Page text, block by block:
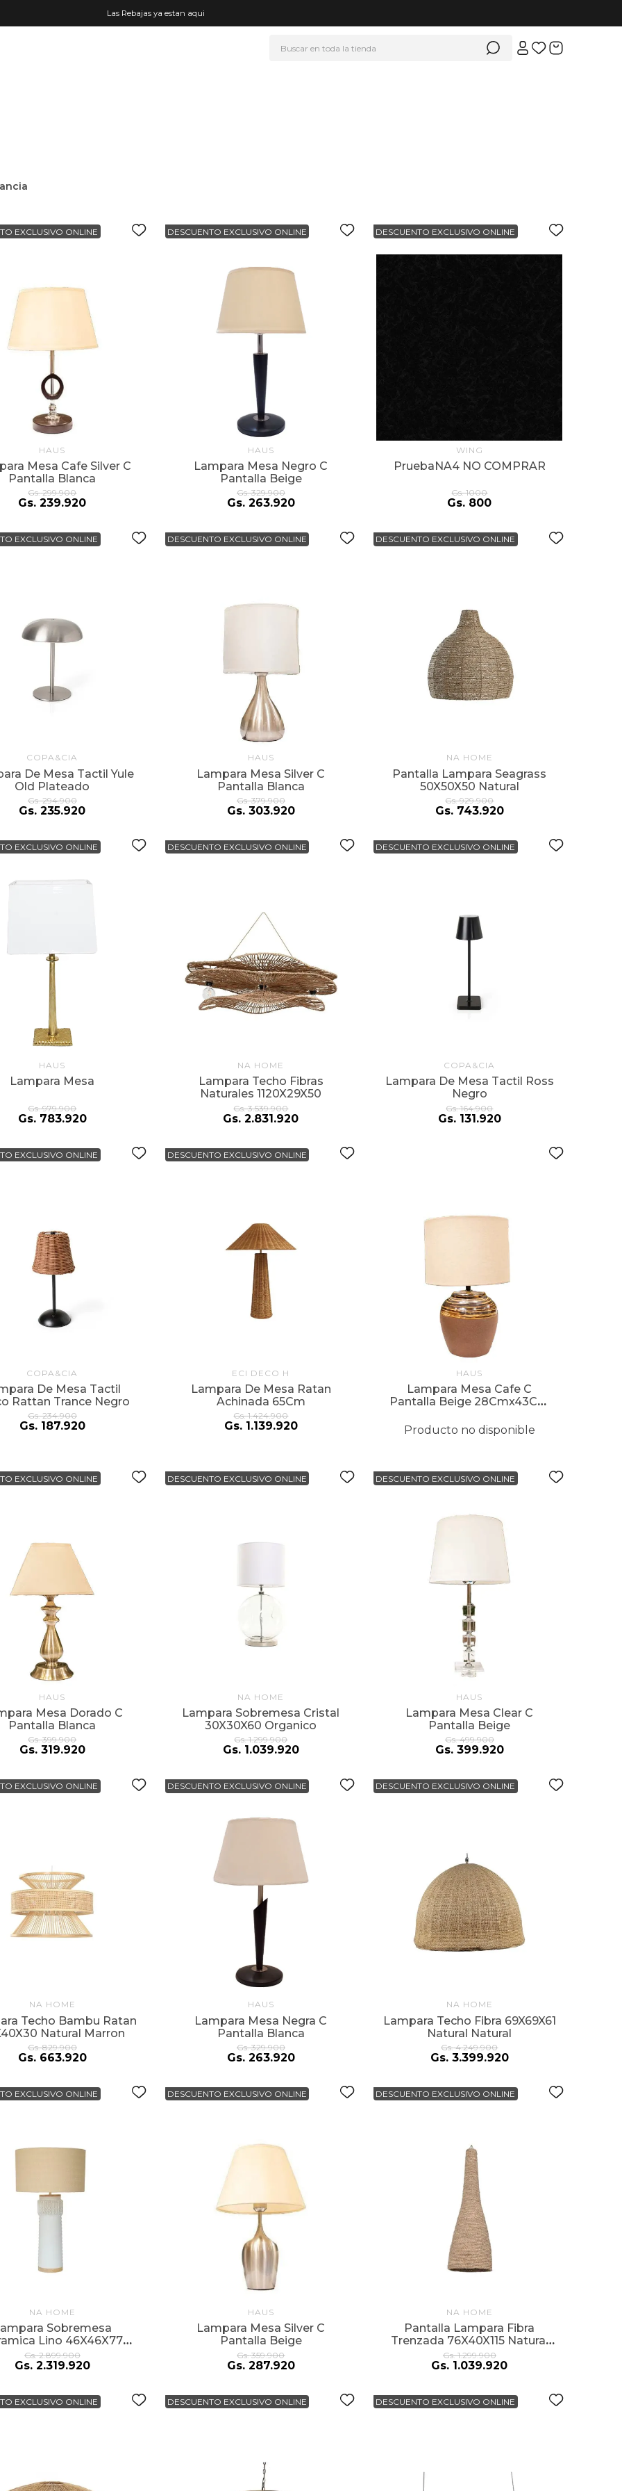
Las Rebajas ya estan aqui
EXCLUSIVO ONLINE
HAUS
Mesa Cafe Silver C
Pantalla Blanca
Gs. 299.900
Gs. 239.920
DESCUENTO EXCLUSIVO ONLINE
HAUS
Lampara Mesa Negro C
Pantalla Beige
Gs. 329.900
Gs. 263.920
DESCUENTO EXCLUSIVO ONLINE
WING
PruebaNA4 NO COMPRAR
Gs. 1000
Gs. 800
EXCLUSIVO ONLINE
COPA&CIA
De Mesa Tactil Yule
Old Plateado
Gs. 294.900
Gs. 235.920
DESCUENTO EXCLUSIVO ONLINE
HAUS
Lampara Mesa Silver C
Pantalla Blanca
Gs. 379.900
Gs. 303.920
DESCUENTO EXCLUSIVO ONLINE
NA HOME
Pantalla Lampara Seagrass
50X50X50 Natural
Gs. 929.900
Gs. 743.920
EXCLUSIVO ONLINE
HAUS
Lampara Mesa
Gs. 979.900
Gs. 783.920
DESCUENTO EXCLUSIVO ONLINE
NA HOME
Lampara Techo Fibras
Naturales 1120X29X50
Gs. 3.539.900
Gs. 2.831.920
DESCUENTO EXCLUSIVO ONLINE
COPA&CIA
Lampara De Mesa Tactil Ross
Negro
Gs. 164.900
Gs. 131.920
EXCLUSIVO ONLINE
COPA&CIA
De Mesa Tactil
Rattan Trance Negro
Gs. 234.900
Gs. 187.920
DESCUENTO EXCLUSIVO ONLINE
ECI DECO H
Lampara De Mesa Ratan
Achinada 65Cm
Gs. 1.424.900
Gs. 1 .139.920
HAUS
Lampara Mesa Cafe C
Pantalla Beige 28Cmx43Cm
Producto no disponible
EXCLUSIVO ONLINE
HAUS
Mesa Dorado C
Pantalla Blanca
Gs. 399.900
Gs. 319.920
DESCUENTO EXCLUSIVO ONLINE
NA HOME
Lampara Sobremesa Cristal
30X30X60 Organico
Gs. 1.299.900
Gs. 1.039.920
DESCUENTO EXCLUSIVO ONLINE
HAUS
Lampara Mesa Clear C
Pantalla Beige
Gs. 499.900
Gs. 399.920
EXCLUSIVO ONLINE
NA HOME
Techo Bambu Ratan
Natural Marron
Gs. 829.900
Gs. 663.920
DESCUENTO EXCLUSIVO ONLINE
HAUS
Lampara Mesa Negra C
Pantalla Blanca
Gs. 329.900
Gs. 263.920
DESCUENTO EXCLUSIVO ONLINE
NA HOME
Lampara Techo Fibra 69X69X61
Natural Natural
Gs. 4.249.900
Gs. 3.399.920
EXCLUSIVO ONLINE
NA HOME
Sobremesa
Lino 46X46X77
Blanco
Gs. 2.899.900
Gs. 2.319.920
DESCUENTO EXCLUSIVO ONLINE
HAUS
Lampara Mesa Silver C
Pantalla Beige
Gs. 359.900
Gs. 287.920
DESCUENTO EXCLUSIVO ONLINE
NA HOME
Pantalla Lampara Fibra
Trenzada 76X40X115 Natural
Grande
Gs. 1.299.900
Gs. 1.039.920
EXCLUSIVO ONLINE DESCUENTO EXCLUSIVO ONLINE DESCUENTO EXCLUSIVO ONLINE